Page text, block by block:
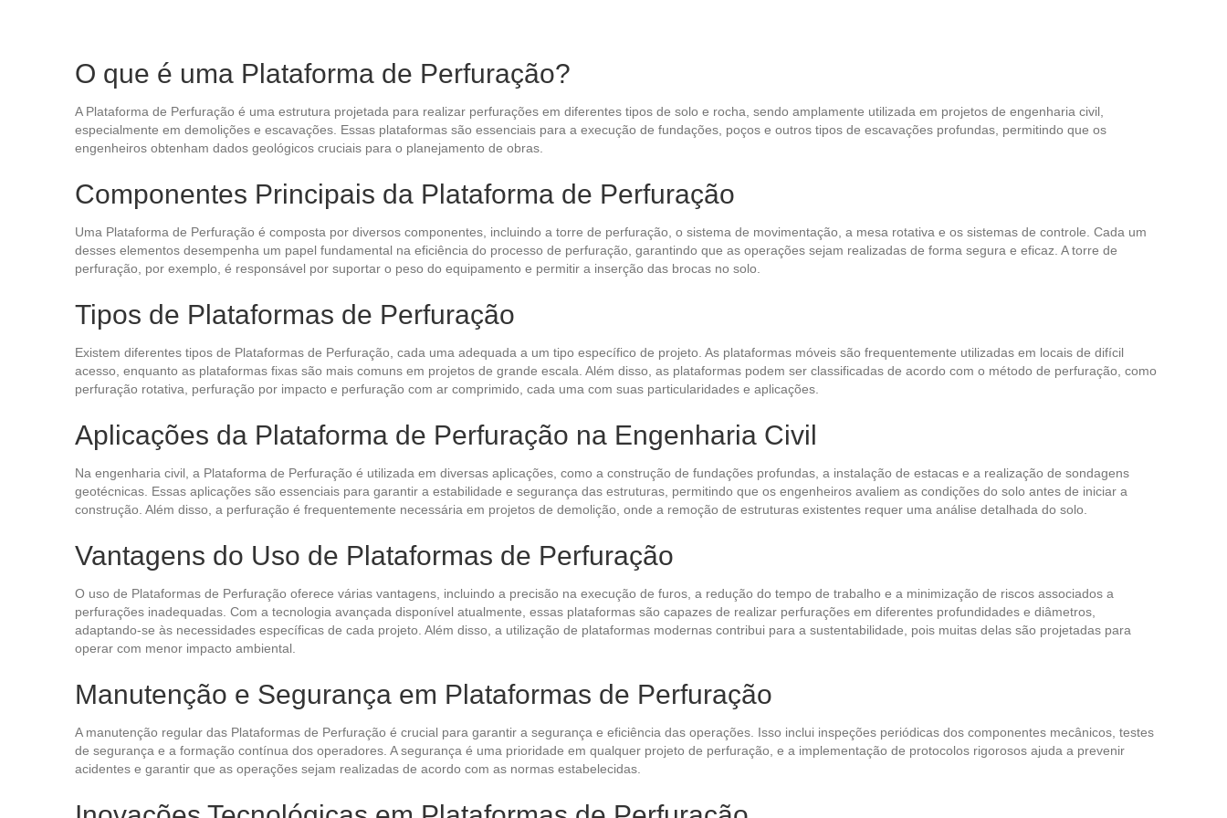
O que é uma Plataforma de Perfuração?
A Plataforma de Perfuração é uma estrutura projetada para realizar perfurações em diferentes tipos de solo e rocha, sendo amplamente utilizada em projetos de engenharia civil,
especialmente em demolições e escavações. Essas plataformas são essenciais para a execução de fundações, poços e outros tipos de escavações profundas, permitindo que os
engenheiros obtenham dados geológicos cruciais para o planejamento de obras.
Componentes Principais da Plataforma de Perfuração
Uma Plataforma de Perfuração é composta por diversos componentes, incluindo a torre de perfuração, o sistema de movimentação, a mesa rotativa e os sistemas de controle. Cada um
desses elementos desempenha um papel fundamental na eficiência do processo de perfuração, garantindo que as operações sejam realizadas de forma segura e eficaz. A torre de
perfuração, por exemplo, é responsável por suportar o peso do equipamento e permitir a inserção das brocas no solo.
Tipos de Plataformas de Perfuração
Existem diferentes tipos de Plataformas de Perfuração, cada uma adequada a um tipo específico de projeto. As plataformas móveis são frequentemente utilizadas em locais de difícil
acesso, enquanto as plataformas fixas são mais comuns em projetos de grande escala. Além disso, as plataformas podem ser classificadas de acordo com o método de perfuração, como
perfuração rotativa, perfuração por impacto e perfuração com ar comprimido, cada uma com suas particularidades e aplicações.
Aplicações da Plataforma de Perfuração na Engenharia Civil
Na engenharia civil, a Plataforma de Perfuração é utilizada em diversas aplicações, como a construção de fundações profundas, a instalação de estacas e a realização de sondagens
geotécnicas. Essas aplicações são essenciais para garantir a estabilidade e segurança das estruturas, permitindo que os engenheiros avaliem as condições do solo antes de iniciar a
construção. Além disso, a perfuração é frequentemente necessária em projetos de demolição, onde a remoção de estruturas existentes requer uma análise detalhada do solo.
Vantagens do Uso de Plataformas de Perfuração
O uso de Plataformas de Perfuração oferece várias vantagens, incluindo a precisão na execução de furos, a redução do tempo de trabalho e a minimização de riscos associados a
perfurações inadequadas. Com a tecnologia avançada disponível atualmente, essas plataformas são capazes de realizar perfurações em diferentes profundidades e diâmetros,
adaptando-se às necessidades específicas de cada projeto. Além disso, a utilização de plataformas modernas contribui para a sustentabilidade, pois muitas delas são projetadas para
operar com menor impacto ambiental.
Manutenção e Segurança em Plataformas de Perfuração
A manutenção regular das Plataformas de Perfuração é crucial para garantir a segurança e eficiência das operações. Isso inclui inspeções periódicas dos componentes mecânicos, testes
de segurança e a formação contínua dos operadores. A segurança é uma prioridade em qualquer projeto de perfuração, e a implementação de protocolos rigorosos ajuda a prevenir
acidentes e garantir que as operações sejam realizadas de acordo com as normas estabelecidas.